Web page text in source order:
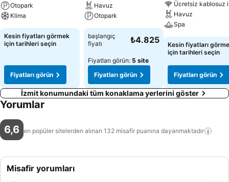
Otopark
Klima
Kesin fiyatları görmek
için tarihleri seçin
Fiyatları görün
Havuz
Otopark
başlangıç
fiyatı
₺4.825
Fiyatları görün: 5 site
Fiyatları görün
Ücretsiz kablosuz
Havuz
Spa
Kesin fiyatları
için tarihleri seçin
Fiyatları görün
İzmit konumundaki tüm konaklama yerlerini göster
Yorumlar
6,6 en popüler sitelerden alınan 132 misafir puanına dayanmaktadır
Misafir yorumları